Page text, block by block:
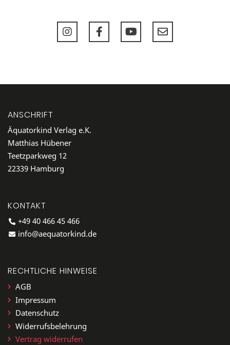
ANSCHRIFT
Äquatorkind Verlag e.K.
Matthias Hübener
Teetzparkweg 12
22339 Hamburg
KONTAKT
+49 40 466 45 466
info@aequatorkind.de
RECHTLICHE HINWEISE
AGB
Impressum
Datenschutz
Widerrufsbelehrung
Vertrag widerrufen